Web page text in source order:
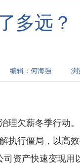
多远？
浏
编辑： 何海强
理欠薪冬季行动。
执行僵局，以高
资产快速变现用